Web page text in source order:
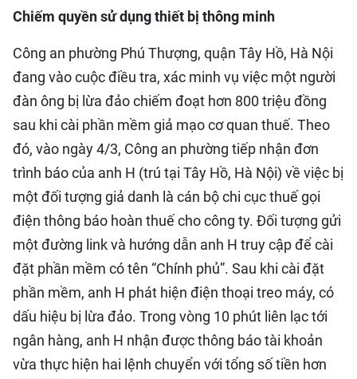
NHÂN DÂN HẰNG THÁNG
NHÂN DÂN CUỐI TUẦN
Chiếm quyền sử dụng thiết bị thông minh
Công an phường Phú Thượng, quận Tây Hồ, Hà Nội
đang vào cuộc điều tra, xác minh vụ việc một người
đàn ông bị lừa đảo chiếm đoạt hơn 800 triệu đồng
sau khi cài phần mềm giả mạo cơ quan thuế. Theo
đó, vào ngày 4/3, Công an phường tiếp nhận đơn
trình báo của anh H (trú tại Tây Hồ, Hà Nội) về việc bị
một đối tượng giả danh là cán bộ chi cục thuế gọi
điện thông báo hoàn thuế cho công ty. Đối tượng gửi
một đường link và hướng dẫn anh H truy cập để cài
đặt phần mềm có tên “Chính phủ”. Sau khi cài đặt
phần mềm, anh H phát hiện điện thoại treo máy, có
dấu hiệu bị lừa đảo. Trong vòng 10 phút liên lạc tới
ngân hàng, anh H nhận được thông báo tài khoản
vừa thực hiện hai lệnh chuyển với tổng số tiền hơn